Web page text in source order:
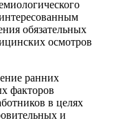
обязательных
осмотров
ранних
факторов
в целях
и